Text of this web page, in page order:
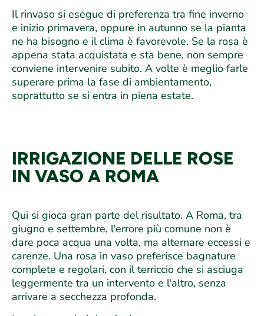
Il rinvaso si esegue di preferenza tra fine inverno
e inizio primavera, oppure in autunno se la pianta
ne ha bisogno e il clima è favorevole. Se la rosa è
appena stata acquistata e sta bene, non sempre
conviene intervenire subito. A volte è meglio farle
superare prima la fase di ambientamento,
soprattutto se si entra in piena estate.
IRRIGAZIONE DELLE ROSE
IN VASO A ROMA
Qui si gioca gran parte del risultato. A Roma, tra
giugno e settembre, l'errore più comune non è
dare poca acqua una volta, ma alternare eccessi e
carenze. Una rosa in vaso preferisce bagnature
complete e regolari, con il terriccio che si asciuga
leggermente tra un intervento e l'altro, senza
arrivare a secchezza profonda.